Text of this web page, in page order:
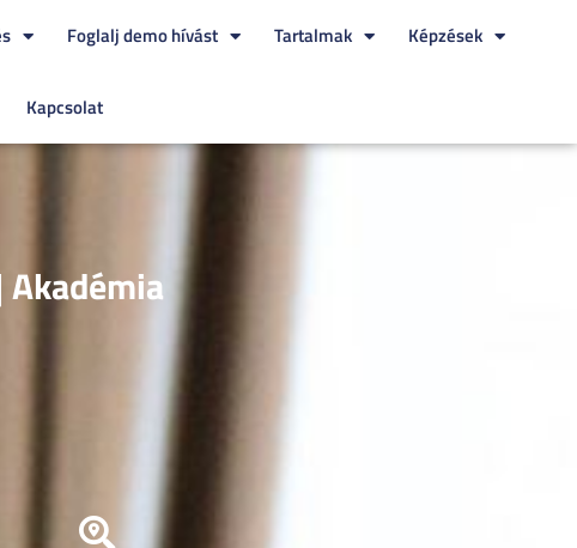
Foglalj demo hívást Tartalmak Képzések
Kapcsolat
Akadémia